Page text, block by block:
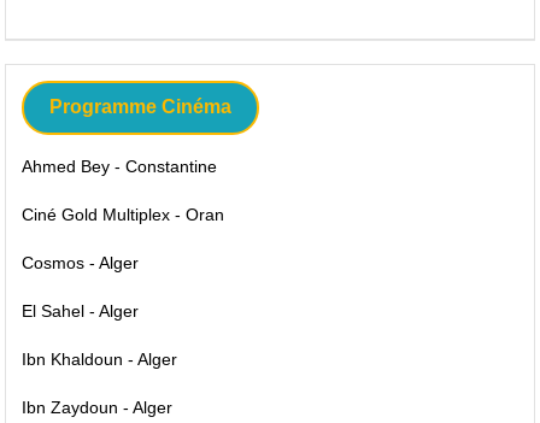
Programme Cinéma
Ahmed Bey - Constantine
Ciné Gold Multiplex - Oran
Cosmos - Alger
El Sahel - Alger
Ibn Khaldoun - Alger
Ibn Zaydoun - Alger